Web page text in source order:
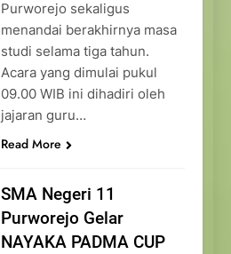
Purworejo sekaligus
menandai berakhirnya masa
studi selama tiga tahun.
Acara yang dimulai pukul
09.00 WIB ini dihadiri oleh
jajaran guru…
Read More
SMA Negeri 11
Purworejo Gelar
NAYAKA PADMA CUP